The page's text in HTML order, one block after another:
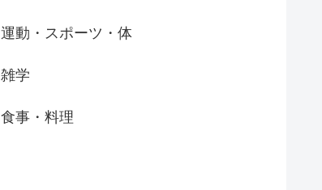
運動・スポーツ・体
雑学
食事・料理